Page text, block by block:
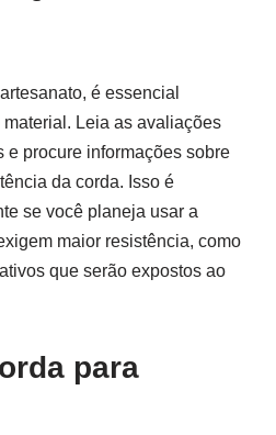
é essencial
Leia as avaliações
e procure informações sobre
da corda. Isso é
se você planeja usar a
maior resistência, como
que serão expostos ao
para